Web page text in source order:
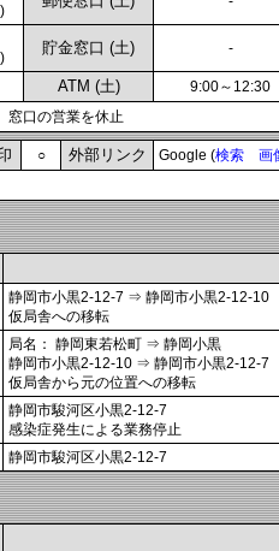
貯金窓口 (土) -
ATM (土) 9:00～12:30
窓口の営業を休止
○ 外部リンク Google (検索 画
静岡市小黒2-12-7 ⇒ 静岡市小黒2-12-10
仮局舎への移転
局名： 静岡東若松町 ⇒ 静岡小黒
静岡市小黒2-12-10 ⇒ 静岡市小黒2-12-7
仮局舎から元の位置への移転
静岡市駿河区小黒2-12-7
感染症発生による業務停止
静岡市駿河区小黒2-12-7